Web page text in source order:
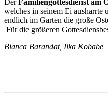
welches in seinem Ei ausharrte
endlich im Garten die große
Für die größeren
Bianca Barandat, Ilka Kobabe